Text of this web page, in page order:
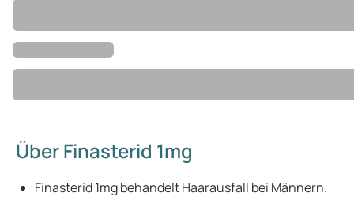
Über Finasterid 1mg
Finasterid 1mg behandelt Haarausfall bei Männern.